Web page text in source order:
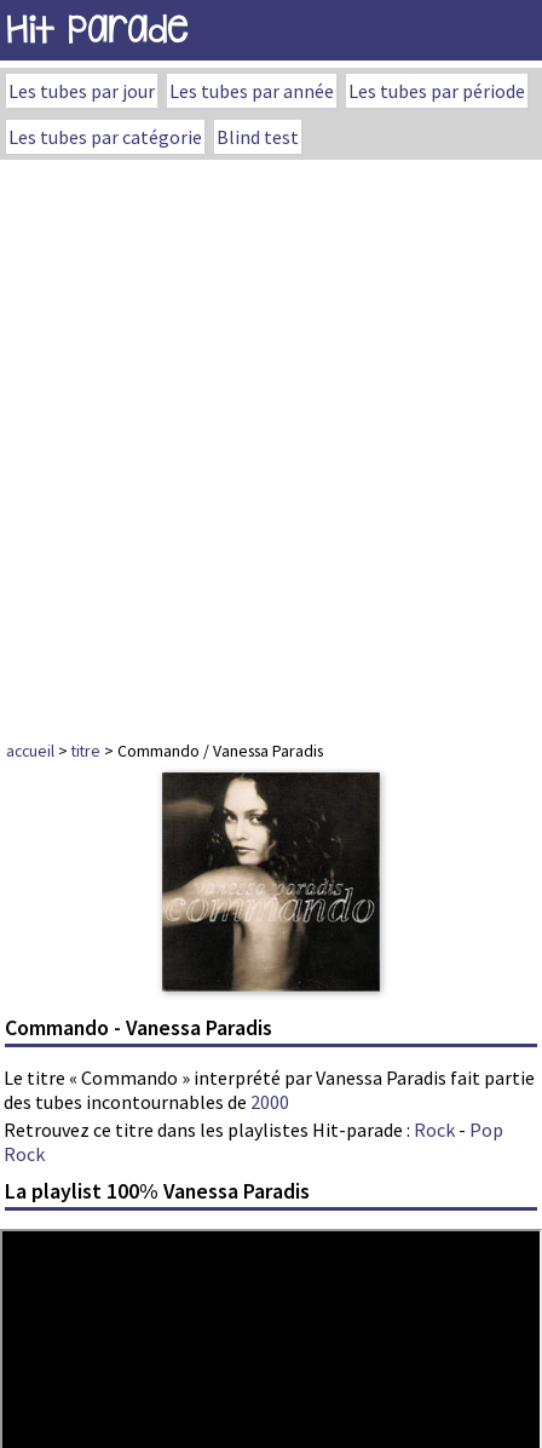
Hit Parade
Les tubes par jour Les tubes par année
Les tubes par période
Les tubes par catégorie
Blind test
accueil >titre > Commando / Vanessa Paradis
Commando - Vanessa Paradis
Le titre « Commando » interprété par Vanessa Paradis fait partie
des tubes incontournables de 2000
Retrouvez ce titre dans les playlistes Hit-parade : Rock - Pop
Rock
La playlist 100% Vanessa Paradis